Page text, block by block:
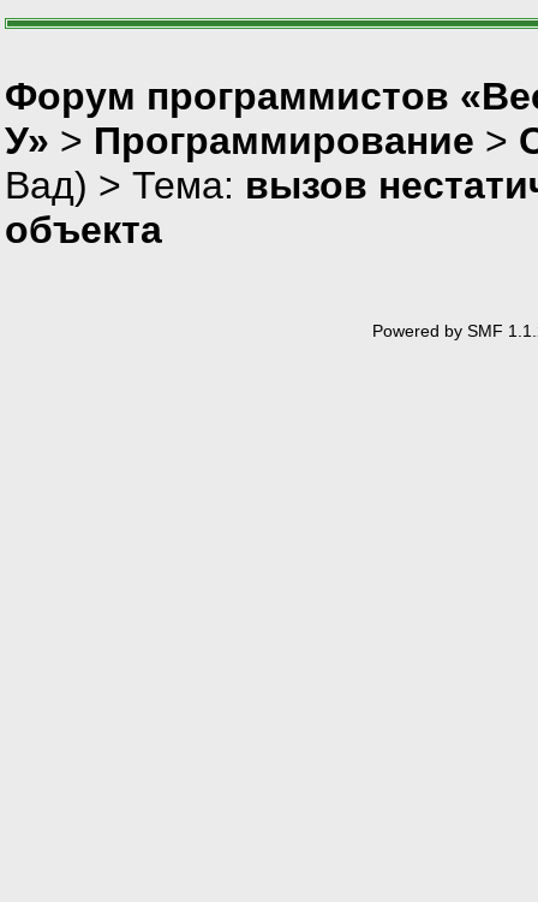
Форум программистов
У» > Программирование >
Вад) > Тема: вызов
объекта
Powered by SMF